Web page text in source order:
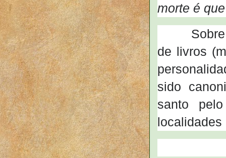
morte é
Sobre o
de livros
sido
santo
localidades